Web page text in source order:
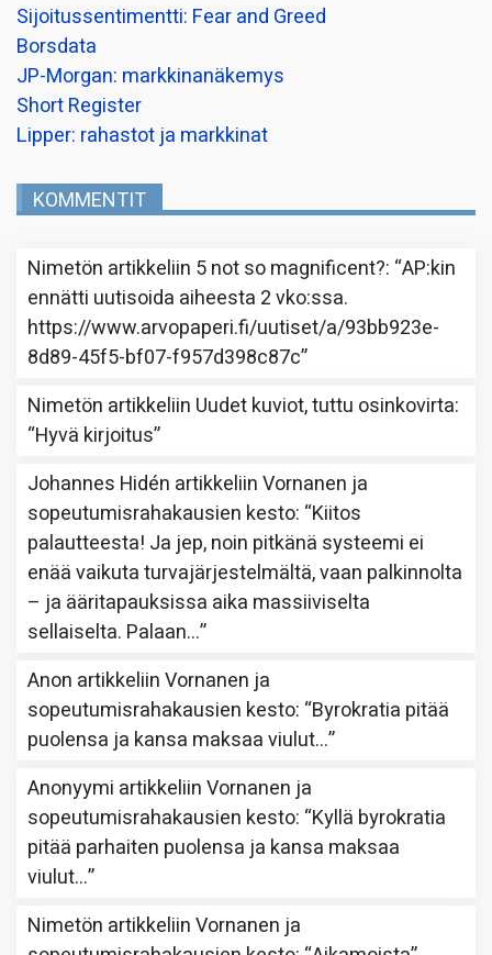
Sijoitussentimentti: Fear and Greed
Borsdata
JP-Morgan: markkinanäkemys
Short Register
Lipper: rahastot ja markkinat
KOMMENTIT
Nimetön artikkeliin 5 not so magnificent?: “AP:kin
ennätti uutisoida aiheesta 2 vko:ssa.
https://www.arvopaperi.fi/uutiset/a/93bb923e-
8d89-45f5-bf07-f957d398c87c”
Nimetön artikkeliin Uudet kuviot, tuttu osinkovirta:
“Hyvä kirjoitus”
Johannes Hidén artikkeliinVornanen ja
sopeutumisrahakausien kesto: “Kiitos
palautteesta! Ja jep, noin pitkänä systeemi ei
enää vaikuta turvajärjestelmältä, vaan palkinnolta
– ja ääritapauksissa aika massiiviselta
sellaiselta. Palaan…”
Anon artikkeliinVornanen ja
sopeutumisrahakausien kesto: “Byrokratia pitää
puolensa ja kansa maksaa viulut…”
Anonyymi artikkeliinVornanen ja
sopeutumisrahakausien kesto: “Kyllä byrokratia
pitää parhaiten puolensa ja kansa maksaa
viulut…”
Nimetön artikkeliinVornanen ja